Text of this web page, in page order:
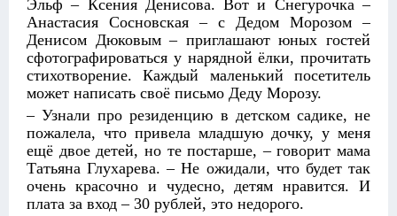
Эльф – Ксения Денисова. Вот и Снегурочка –
Анастасия Сосновская – с Дедом Морозом –
Денисом Дюковым – приглашают юных гостей
сфотографироваться у нарядной ёлки, прочитать
стихотворение. Каждый маленький посетитель
может написать своё письмо Деду Морозу.
– Узнали про резиденцию в детском садике, не
пожалела, что привела младшую дочку, у меня
ещё двое детей, но те постарше, – говорит мама
Татьяна Глухарева. – Не ожидали, что будет так
очень красочно и чудесно, детям нравится. И
плата за вход – 30 рублей, это недорого.